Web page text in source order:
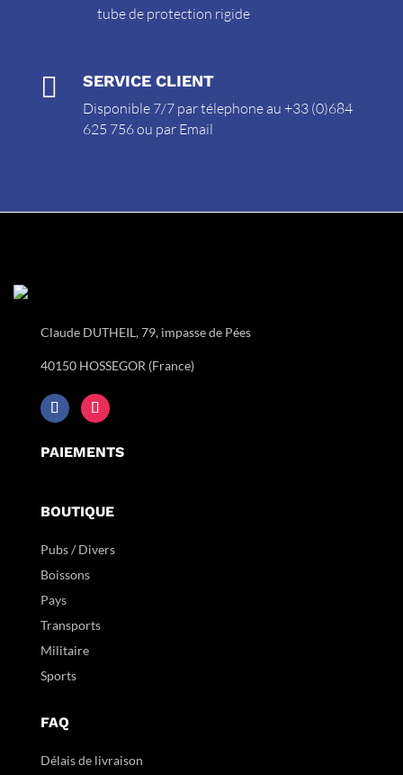
tube de protection rigide
 SERVICE CLIENT
Disponible 7/7 par télephone au +33 (0)684
625 756 ou par Email
Claude DUTHEIL, 79, impasse de Pées
40150 HOSSEGOR (France)
PAIEMENTS
BOUTIQUE
Pubs / Divers
Boissons
Pays
Transports
Militaire
Sports
FAQ
Délais de livraison